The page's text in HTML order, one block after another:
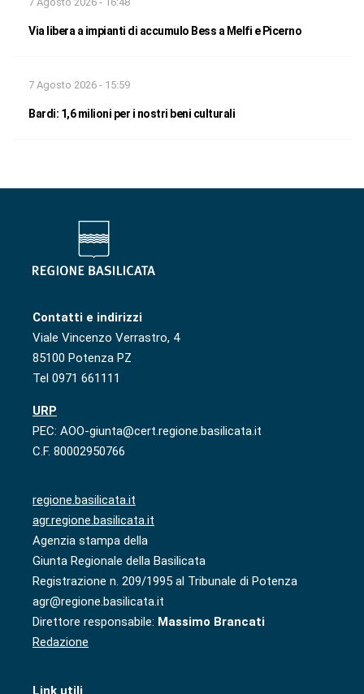
Via libera a impianti di accumulo Bess a Melfi e Picerno
7 Agosto 2026 - 15:59
Bardi: 1,6 milioni per i nostri beni culturali
Contatti e indirizzi
Viale Vincenzo Verrastro, 4
85100 Potenza PZ
Tel 0971 661111
URP
PEC: AOO-giunta@cert.regione.basilicata.it
C.F. 80002950766
regione.basilicata.it
agr.regione.basilicata.it
Agenzia stampa della
Giunta Regionale della Basilicata
Registrazione n. 209/1995 al Tribunale di Potenza
agr@regione.basilicata.it
Direttore responsabile: Massimo Brancati
Redazione
Link utili